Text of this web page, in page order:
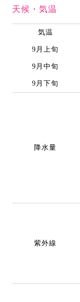
天候・気温
気温
9月上旬
9月中旬
9月下旬
降水量
紫外線